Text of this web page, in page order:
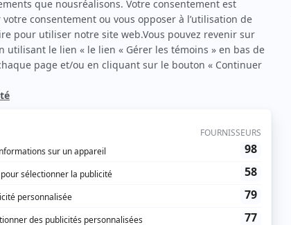
écran. Celui qu’on surnomme parfois «l’encyclopédie de
la télé québécoise. On peut l’entendre régulièrement